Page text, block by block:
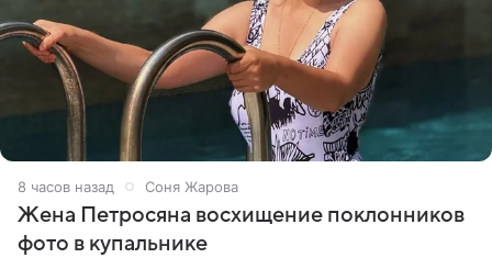
8 часов назад Соня Жарова
Жена Петросяна восхищение поклонников
фото в купальнике